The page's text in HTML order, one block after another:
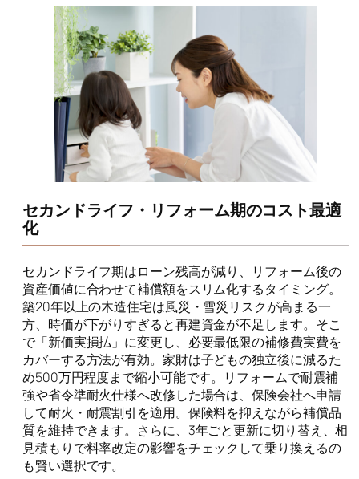
セカンドライフ・リフォーム期のコスト最適
化
セカンドライフ期はローン残高が減り、リフォーム後の
資産価値に合わせて補償額をスリム化するタイミング。
築20年以上の木造住宅は風災・雪災リスクが高まる一
方、時価が下がりすぎると再建資金が不足します。そこ
で「新価実損払」に変更し、必要最低限の補修費実費を
カバーする方法が有効。家財は子どもの独立後に減るた
め500万円程度まで縮小可能です。リフォームで耐震補
強や省令準耐火仕様へ改修した場合は、保険会社へ申請
して耐火・耐震割引を適用。保険料を抑えながら補償品
質を維持できます。さらに、3年ごと更新に切り替え、相
見積もりで料率改定の影響をチェックして乗り換えるの
も賢い選択です。